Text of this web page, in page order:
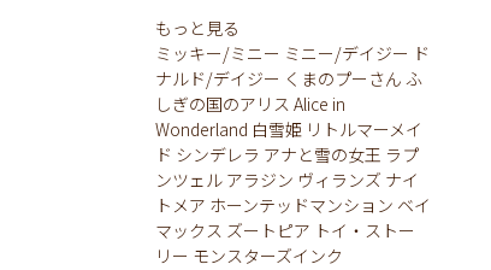
もっと見る
ミッキー/ミニー ミニー/デイジー ド
ナルド/デイジー くまのプーさん ふ
しぎの国のアリス Alice in
Wonderland 白雪姫 リトルマーメイ
ド シンデレラ アナと雪の女王 ラプ
ンツェル アラジン ヴィランズ ナイ
トメア ホーンテッドマンション ベイ
マックス ズートピア トイ・ストー
リー モンスターズインク